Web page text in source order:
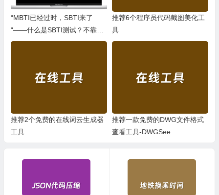
“MBTI已经过时，SBTI来了
“——什么是SBTI测试？不靠
谱，但是年轻人玩爽了
推荐6个程序员代码截图美化工
具
推荐2个免费的在线词云生成器
工具
推荐一款免费的DWG文件格式
查看工具-DWGSee